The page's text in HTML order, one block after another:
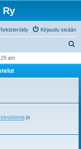
Ry
Kirjaudu sisään
Rekisteröidy
i
am
ja